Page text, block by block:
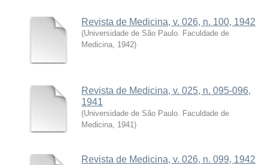
Revista de Medicina, v. 026, n. 100, 1942
(Universidade de São Paulo. Faculdade de
Medicina 1942)
Revista de Medicina, v. 025, n. 095-096,
1941
(Universidade de São Paulo. Faculdade de
Medicina 1941)
Revista de Medicina, v. 026, n. 099, 1942